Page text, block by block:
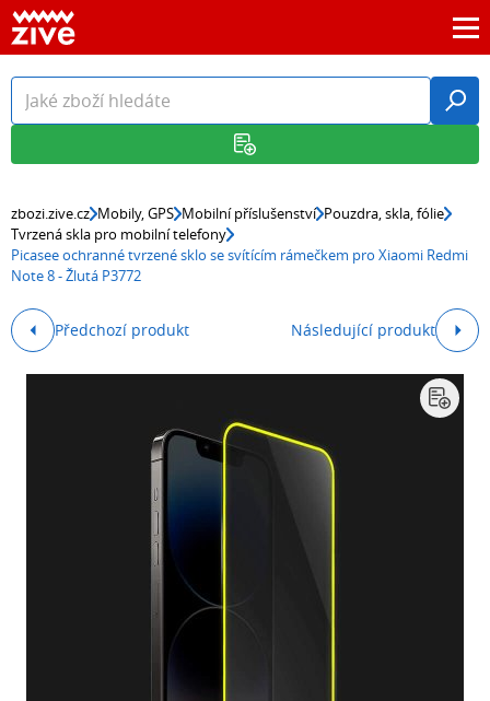
zbozi.zive.cz Mobily, GPS Mobilní příslušenství Pouzdra, skla, fólie
Tvrzená skla pro mobilní telefony
Picasee ochranné tvrzené sklo se svítícím rámečkem pro Xiaomi Redmi
Note 8 - Žlutá P3772
Předchozí produkt Následující produkt